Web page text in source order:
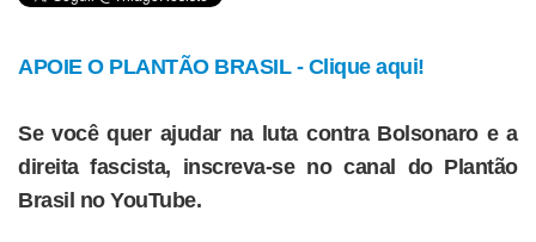
APOIE O PLANTÃO BRASIL - Clique aqui!
Se você quer ajudar na luta contra Bolsonaro e a
direita fascista, inscreva-se no canal do Plantão
Brasil no YouTube.